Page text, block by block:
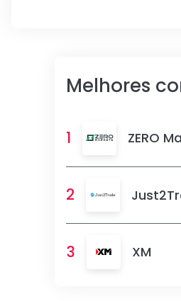
Melhores
1 ZERO
2
3 XM